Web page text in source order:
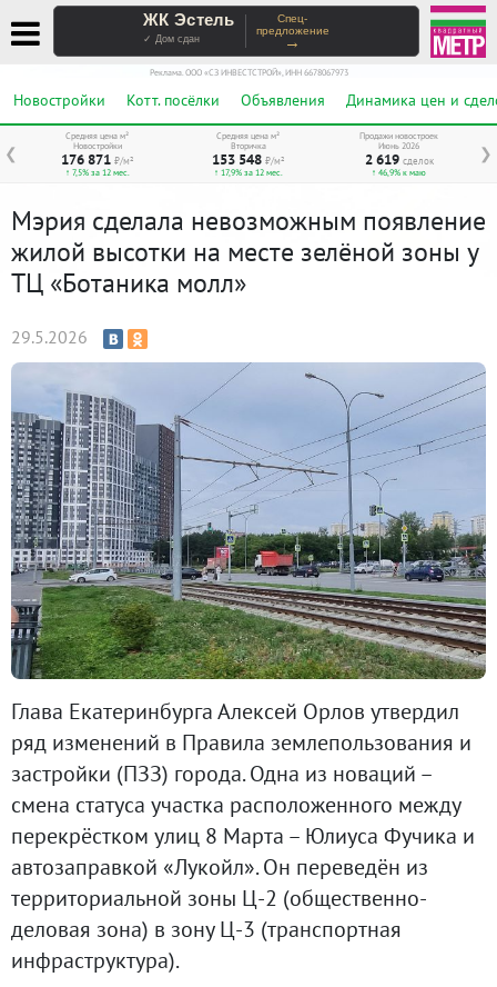
ЖК Эстель
✓ Дом сдан
Спец-
предложение
→
Реклама. ООО «СЗ ИНВЕСТСТРОЙ», ИНН 6678067973
Новостройки Котт. посёлки Объявления Динамика цен и
❮ ❯
Средняя цена м²
Новостройки
176 871 ₽/м²
↑ 7,5% за 12 мес.
Средняя цена м²
Вторичка
153 548 ₽/м²
↑ 17,9% за 12 мес.
Продажи новостроек
Июнь 2026
2 619 сделок
↑ 46,9% к маю
Мэрия сделала невозможным появление
жилой высотки на месте зелёной зоны у
ТЦ «Ботаника молл»
29.5.2026
Глава Екатеринбурга Алексей Орлов утвердил
ряд изменений в Правила землепользования и
застройки (ПЗЗ) города. Одна из новаций –
смена статуса участка расположенного между
перекрёстком улиц 8 Марта – Юлиуса Фучика и
автозаправкой «Лукойл». Он переведён из
территориальной зоны Ц-2 (общественно-
деловая зона) в зону Ц-3 (транспортная
инфраструктура).